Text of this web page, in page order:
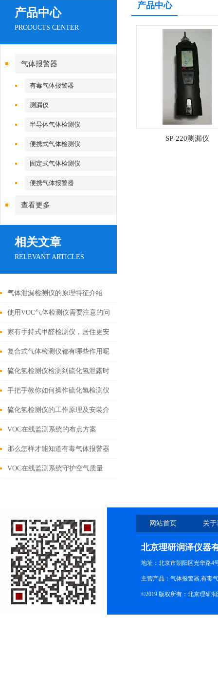
产品中心
PRODUCTS CENTER
气体报警器
有毒气体报警器
测漏仪
半导体气体检测仪
便携式气体检测仪
固定式气体检测仪
便携气体报警器
查看更多
相关文章
RELEVANT ARTICLES
气体泄漏检测仪的原理特征介绍
使用VOC气体检测仪需要注意的问
题
家有手持式甲醛检测仪，居住更安
心？
复合式气体检测仪都有哪些作用呢
硫化氢检测仪检测到硫化氢泄露时
怎样建议防护举措
手把手教你如何操作硫化氢检测仪
硫化氢检测仪的工作原理及安装介
绍
VOC在线监测系统的布点方案
那么怎样才能知道有毒气体报警器
有*
VOC在线监测系统守护空气质量
产品中心
SP-220测漏仪
网站首页 关
北京理研润泽仪器
地址：北京市朝阳区光华路4
主营产品：气体报警器,有毒
©2019 版权所有：北京理研